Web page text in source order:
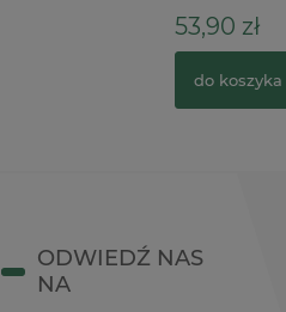
53,90 zł
do koszyka
ODWIEDŹ NAS
NA